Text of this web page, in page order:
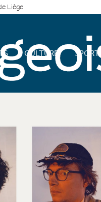
Liège
CULTURE SPORT